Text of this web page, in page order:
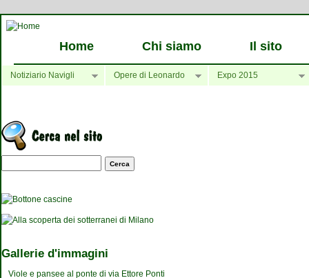
Home Chi siamo Il sito
Notiziario Navigli Opere di Leonardo Expo 2015
Maschera di ricerca
Gallerie d'immagini
Viole e pansee al ponte di via Ettore Ponti